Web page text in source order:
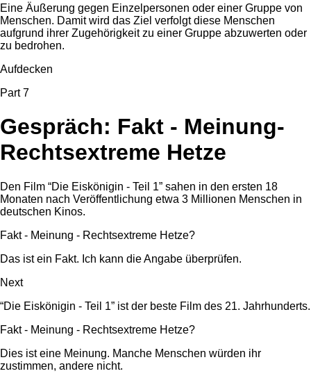
Eine Äußerung gegen Einzelpersonen oder einer Gruppe von
Menschen. Damit wird das Ziel verfolgt diese Menschen
aufgrund ihrer Zugehörigkeit zu einer Gruppe abzuwerten oder
zu bedrohen.
Aufdecken
Part 7
Gespräch: Fakt - Meinung-
Rechtsextreme Hetze
Den Film “Die Eiskönigin - Teil 1” sahen in den ersten 18
Monaten nach Veröffentlichung etwa 3 Millionen Menschen in
deutschen Kinos.
Fakt - Meinung - Rechtsextreme Hetze?
Das ist ein Fakt. Ich kann die Angabe überprüfen.
Next
“Die Eiskönigin - Teil 1” ist der beste Film des 21. Jahrhunderts.
Fakt - Meinung - Rechtsextreme Hetze?
Dies ist eine Meinung. Manche Menschen würden ihr
zustimmen, andere nicht.